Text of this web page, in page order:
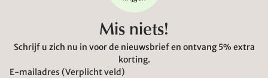
Mis niets!
Schrijf u zich nu in voor de nieuwsbrief en ontvang 5% extra
korting.
E-mailadres (Verplicht veld)